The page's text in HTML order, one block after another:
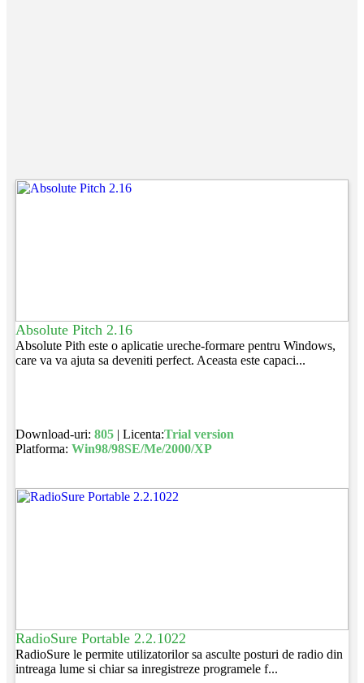
Absolute Pitch 2.16
Absolute Pith este o aplicatie ureche-formare pentru Windows,
care va va ajuta sa deveniti perfect. Aceasta este capaci...
Download-uri: 805| Licenta:Trial version
Platforma: Win98/98SE/Me/2000/XP
RadioSure Portable 2.2.1022
RadioSure le permite utilizatorilor sa asculte posturi de radio din
intreaga lume si chiar sa inregistreze programele f...